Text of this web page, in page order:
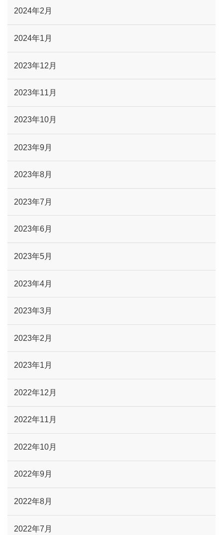
2024年2月
2024年1月
2023年12月
2023年11月
2023年10月
2023年9月
2023年8月
2023年7月
2023年6月
2023年5月
2023年4月
2023年3月
2023年2月
2023年1月
2022年12月
2022年11月
2022年10月
2022年9月
2022年8月
2022年7月